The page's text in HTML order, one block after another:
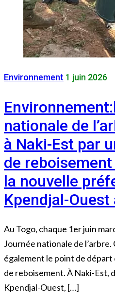
Environnement 1 juin 2026
nationale de
à Naki-Est par
de
la nouvelle
Kpendjal-Ouest
Au Togo, chaque 1er juin
Journée nationale de
également le point de départ
de reboisement. À Naki-Est,
Kpendjal-Ouest, […]